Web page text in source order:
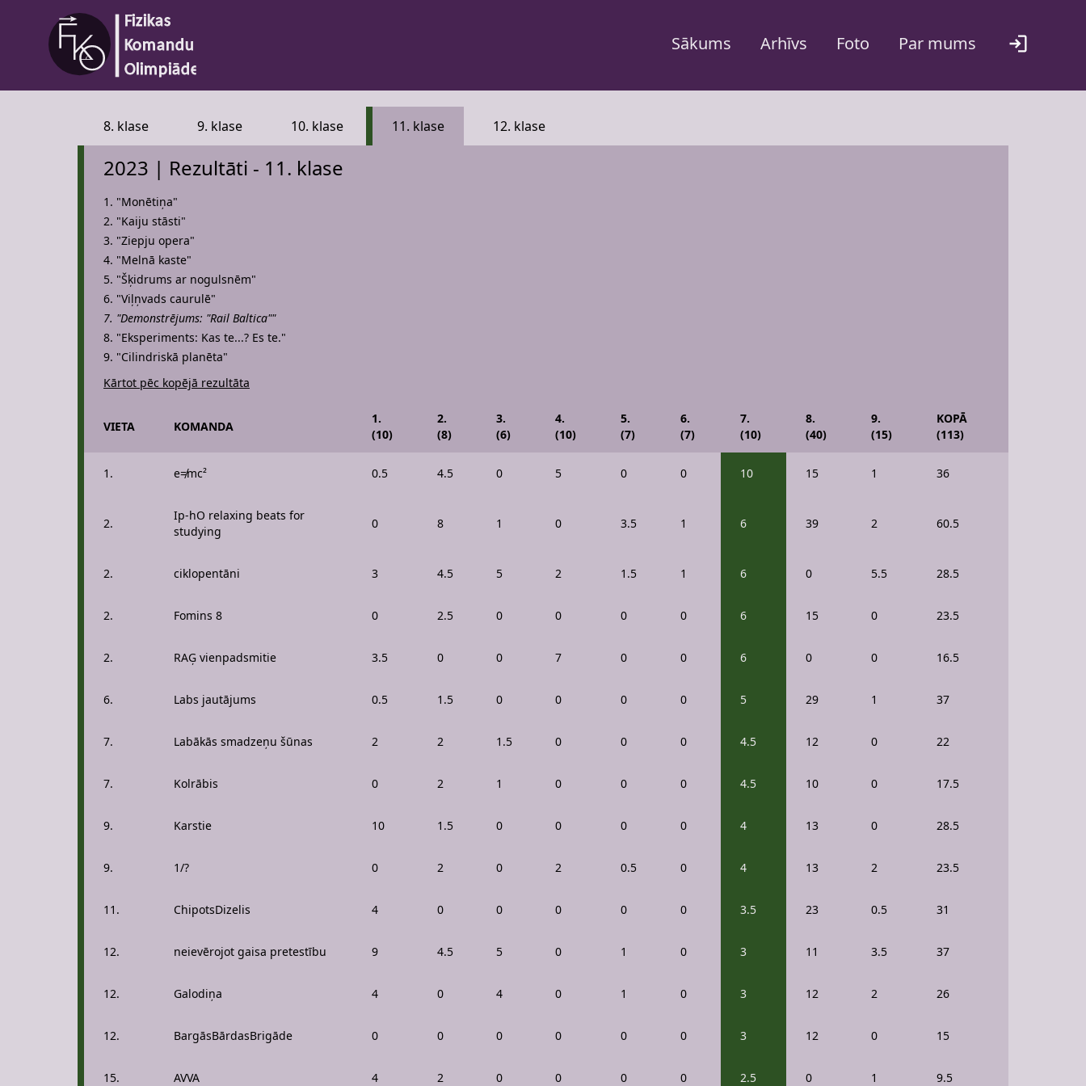
Sākums Arhīvs Foto Par mums
8. klase 9. klase 10. klase 11. klase 12. klase
2023 | Rezultāti - 11. klase
1. "Monētiņa"
2. "Kaiju stāsti"
3. "Ziepju opera"
4. "Melnā kaste"
5. "Šķidrums ar nogulsnēm"
6. "Viļņvads caurulē"
7. "Demonstrējums: "Rail Baltica""
8. "Eksperiments: Kas te...? Es te."
9. "Cilindriskā planēta"
Kārtot pēc kopējā rezultāta
VIETA KOMANDA
1.
(10)
2.
(8)
3.
(6)
4.
(10)
5.
(7)
6.
(7)
7.
(10)
8.
(40)
9.
(15)
KOPĀ
(113)
1. e≠mc² 0.5 4.5 0 5 0 0 10 15 1 36
2.
Ip-hO relaxing beats for
studying
0 8 1 0 3.5 1 6 39 2 60.5
2. ciklopentāni 3 4.5 5 2 1.5 1 6 0 5.5 28.5
2. Fomins 8 0 2.5 0 0 0 0 6 15 0 23.5
2. RAĢ vienpadsmitie 3.5 0 0 7 0 0 6 0 0 16.5
6. Labs jautājums 0.5 1.5 0 0 0 0 5 29 1 37
7. Labākās smadzeņu šūnas 2 2 1.5 0 0 0 4.5 12 0 22
7. Kolrābis 0 2 1 0 0 0 4.5 10 0 17.5
9. Karstie 10 1.5 0 0 0 0 4 13 0 28.5
9. 1/? 0 2 0 2 0.5 0 4 13 2 23.5
11. ChipotsDizelis 4 0 0 0 0 0 3.5 23 0.5 31
12. neievērojot gaisa pretestību 9 4.5 5 0 1 0 3 11 3.5 37
12. Galodiņa 4 0 4 0 1 0 3 12 2 26
12. BargāsBārdasBrigāde 0 0 0 0 0 0 3 12 0 15
15. AVVA 4 2 0 0 0 0 2.5 0 1 9.5